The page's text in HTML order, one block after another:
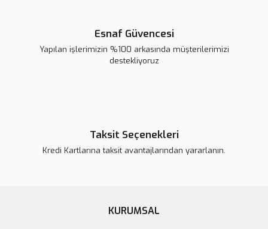
Esnaf Güvencesi
Yapılan işlerimizin %100 arkasında müşterilerimizi
destekliyoruz
Taksit Seçenekleri
Kredi Kartlarına taksit avantajlarından yararlanın.
KURUMSAL